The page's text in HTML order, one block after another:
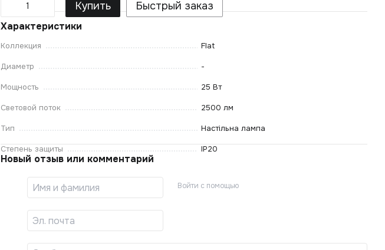
Купить Быстрый заказ
Характеристики
Коллекция Flat
Диаметр -
Мощность 25 Вт
Световой поток 2500 лм
Тип Настільна лампа
Степень защиты IP20
Новый отзыв или комментарий
Войти с помощью